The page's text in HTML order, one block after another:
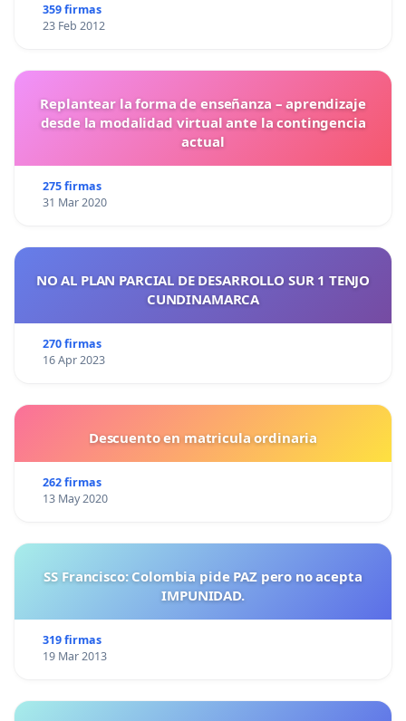
359 firmas
23 Feb 2012
Replantear la forma de enseñanza – aprendizaje
desde la modalidad virtual ante la contingencia
actual
275 firmas
31 Mar 2020
NO AL PLAN PARCIAL DE DESARROLLO SUR 1 TENJO
CUNDINAMARCA
270 firmas
16 Apr 2023
Descuento en matricula ordinaria
262 firmas
13 May 2020
SS Francisco: Colombia pide PAZ pero no acepta
IMPUNIDAD.
319 firmas
19 Mar 2013